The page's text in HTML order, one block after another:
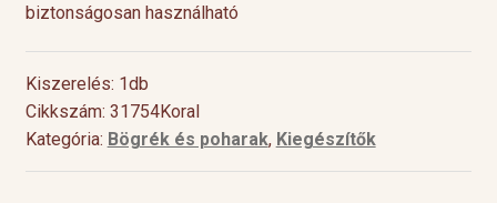
biztonságosan használható
Kiszerelés: 1db
Cikkszám: 31754Koral
Kategória: Bögrék és poharak, Kiegészítők